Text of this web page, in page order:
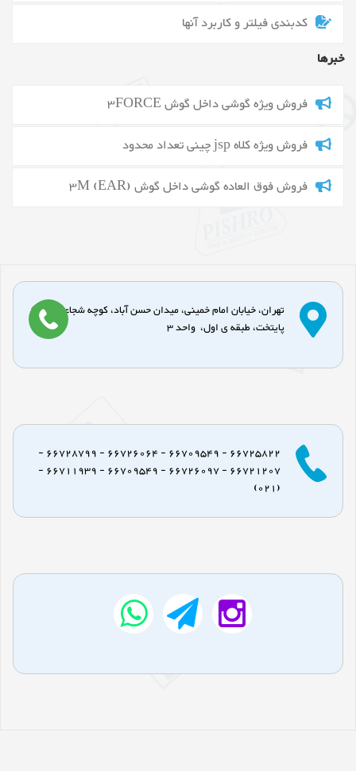
کدبندی فیلتر و کاربرد آنها
خبرها
فروش ویژه گوشی داخل گوش 3FORCE
فروش ویژه کلاه jsp چینی تعداد محدود
فروش فوق العاده گوشی داخل گوش 3M (EAR)
تهران، خیابان امام خمینی، میدان حسن آباد، کوچه شجاعی، پاساژ
پایتخت، طبقه ی اول، واحد 3
66725822 - 66709549 - 66726064 - 66728799 -
66721207 - 66726097 - 66709549 - 66711939 -
(021)